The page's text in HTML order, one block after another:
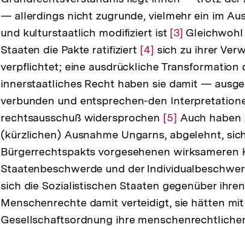
— allerdings nicht zugrunde, vielmehr ein im
und kulturstaatlich modifiziert ist Zur
Auflösung
der
Fußnote
[3]
Staaten die Pakte ratifiziert Zur
Auflösung
der
Fußnote
[4] sich zu ihrer
verpflichtet; eine ausdrückliche Transformation
innerstaatliches Recht haben sie damit —
verbunden und entsprechen-den
rechtsausschuß widersprochen Zur
Auflösung
der
Fußnote
[5] Auch haben
(kürzlichen) Ausnahme Ungarns, abgelehnt,
Bürgerrechtspakts vorgesehenen
Staatenbeschwerde und der
sich die Sozialistischen Staaten gegenüber
Menschenrechte damit verteidigt, sie hätten
Gesellschaftsordnung ihre